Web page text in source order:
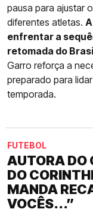
pausa para ajustar
diferentes atletas.
enfrentar a
retomada do
Garro reforça a
preparado para
temporada.
FUTEBOL
AUTORA DO
DO
MANDA
VOCÊS...”